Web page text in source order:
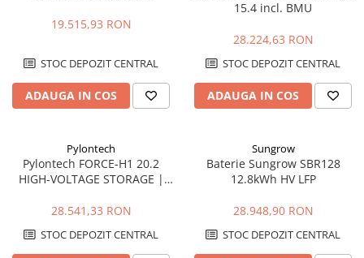
19.515,93 RON
STOC DEPOZIT CENTRAL
ADAUGA IN COS
15.4 incl. BMU
28.224,63 RON
STOC DEPOZIT CENTRAL
ADAUGA IN COS
Pylontech
Pylontech FORCE-H1 20.2
HIGH-VOLTAGE STORAGE |
Sungrow, Goodwe, Sofar
28.541,33 RON
STOC DEPOZIT CENTRAL
Sungrow
Baterie Sungrow SBR128
12.8kWh HV LFP
28.948,90 RON
STOC DEPOZIT CENTRAL